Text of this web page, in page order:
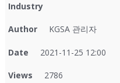
Industry
Author KGSA 관리자
Date 2021-11-25 12:00
Views 2786